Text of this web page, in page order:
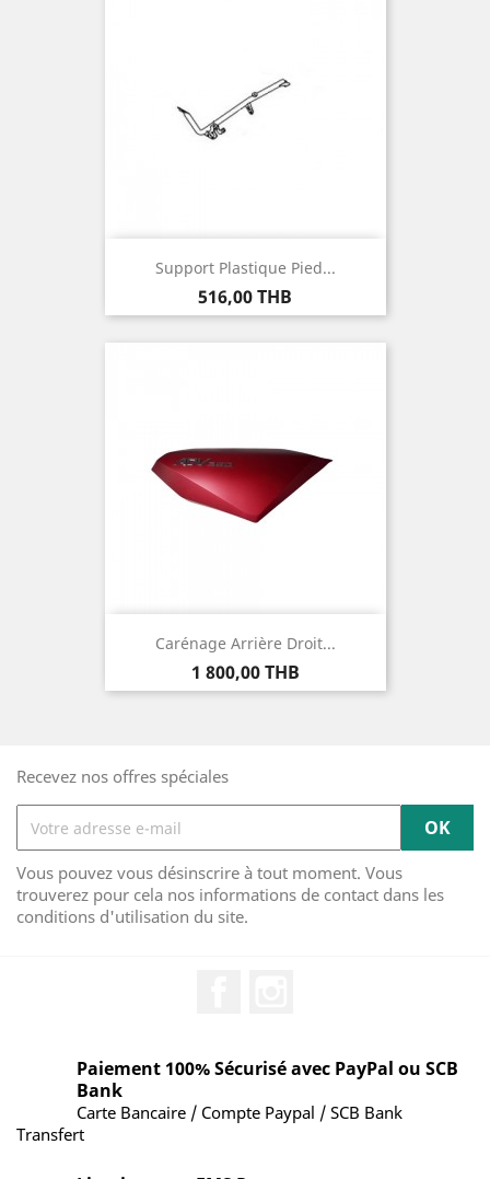
Support Plastique Pied...
Prix
516,00 THB
Carénage Arrière Droit...
Prix
1 800,00 THB
Recevez nos offres spéciales
Vous pouvez vous désinscrire à tout moment. Vous
trouverez pour cela nos informations de contact dans les
conditions d'utilisation du site.
Paiement 100% Sécurisé avec PayPal ou SCB
Bank
Carte Bancaire / Compte Paypal / SCB Bank
Transfert